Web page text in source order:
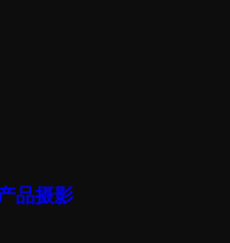
品摄影